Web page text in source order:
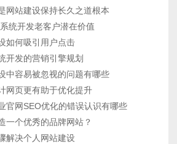
网站建设保持长久之道根本
统开发老客户潜在价值
如何吸引用户点击
开发的营销引擎规划
中容易被忽视的问题有哪些
网页更有助于优化提升
官网SEO优化的错误认识有哪些
一个优秀的品牌网站？
解决个人网站建设